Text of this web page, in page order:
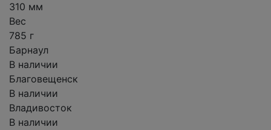
310 мм
Вес
785 г
Барнаул
В наличии
Благовещенск
В наличии
Владивосток
В наличии